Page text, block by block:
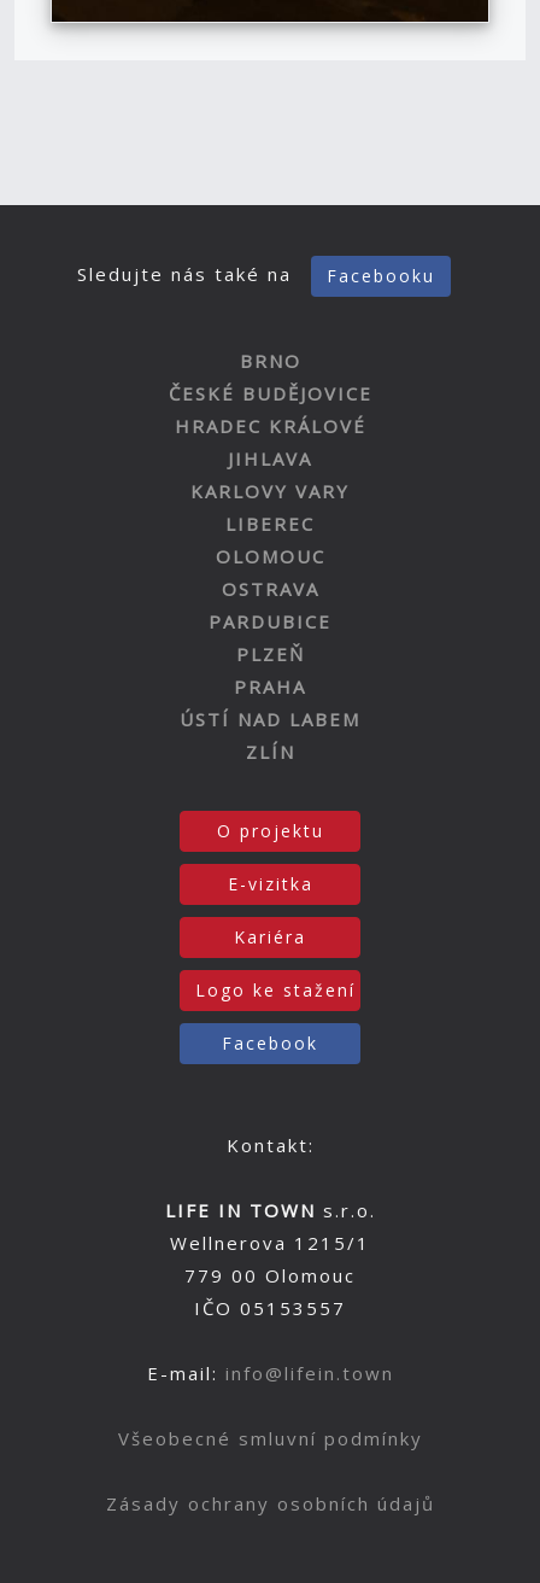
Sledujte nás také na Facebooku
BRNO
ČESKÉ BUDĚJOVICE
HRADEC KRÁLOVÉ
JIHLAVA
KARLOVY VARY
LIBEREC
OLOMOUC
OSTRAVA
PARDUBICE
PLZEŇ
PRAHA
ÚSTÍ NAD LABEM
ZLÍN
O projektu
E-vizitka
Kariéra
Logo ke stažení
Facebook
Kontakt:
LIFE IN TOWN s.r.o.
Wellnerova 1215/1
779 00 Olomouc
IČO 05153557
E-mail: info@lifein.town
Všeobecné smluvní podmínky
Zásady ochrany osobních údajů